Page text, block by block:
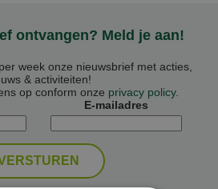
ontvangen? Meld je aan!
week onze nieuwsbrief met acties,
& activiteiten!
op conform onze privacy policy.
E-mailadres